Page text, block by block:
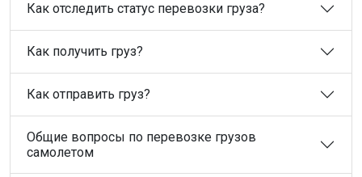
Как отследить статус перевозки груза?
Как получить груз?
Как отправить груз?
Общие вопросы по перевозке грузов
самолетом